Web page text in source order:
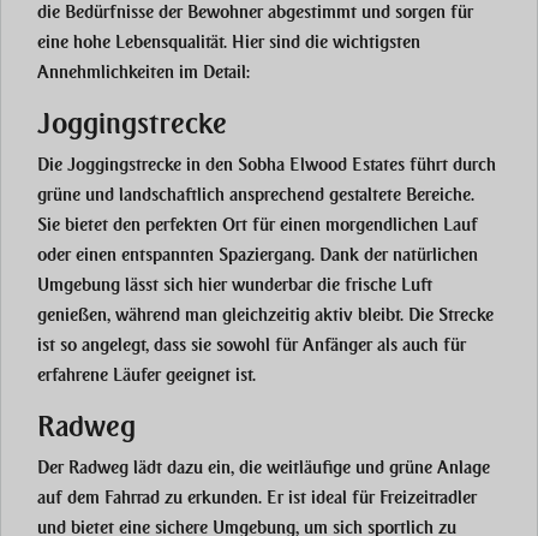
die Bedürfnisse der Bewohner abgestimmt und sorgen für
eine hohe Lebensqualität. Hier sind die wichtigsten
Annehmlichkeiten im Detail:
Joggingstrecke
Die Joggingstrecke in den Sobha Elwood Estates führt durch
grüne und landschaftlich ansprechend gestaltete Bereiche.
Sie bietet den perfekten Ort für einen morgendlichen Lauf
oder einen entspannten Spaziergang. Dank der natürlichen
Umgebung lässt sich hier wunderbar die frische Luft
genießen, während man gleichzeitig aktiv bleibt. Die Strecke
ist so angelegt, dass sie sowohl für Anfänger als auch für
erfahrene Läufer geeignet ist.
Radweg
Der Radweg lädt dazu ein, die weitläufige und grüne Anlage
auf dem Fahrrad zu erkunden. Er ist ideal für Freizeitradler
und bietet eine sichere Umgebung, um sich sportlich zu